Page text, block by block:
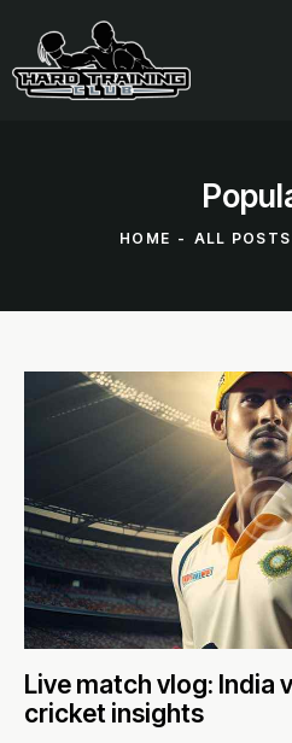
HOME ALL POSTS
Live match vlog: India
cricket insights